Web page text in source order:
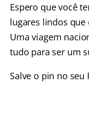
Espero que você
lugares lindos
Uma viagem
tudo para ser um
Salve o pin no seu